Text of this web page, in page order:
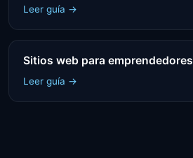
Leer guía →
Sitios web para emprendedores
Leer guía →